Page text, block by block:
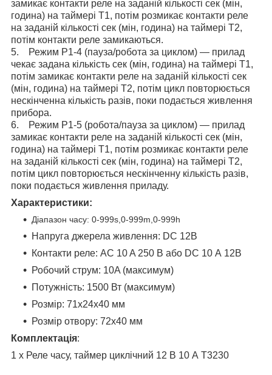
замикає контакти реле на заданій кількості сек (мін,
година) на таймері Т1, потім розмикає контакти реле
на заданій кількості сек (мін, година) на таймері Т2,
потім контакти реле замикаються.
5. Режим Р1-4 (пауза/робота за циклом) — прилад
чекає задана кількість сек (мін, година) на таймері Т1,
потім замикає контакти реле на заданій кількості сек
(мін, година) на таймері Т2, потім цикл повторюється
нескінченна кількість разів, поки подається живлення
прибора.
6. Режим Р1-5 (робота/пауза за циклом) — прилад
замикає контакти реле на заданій кількості сек (мін,
година) на таймері Т1, потім розмикає контакти реле
на заданій кількості сек (мін, година) на таймері Т2,
потім цикл повторюється нескінченну кількість разів,
поки подається живлення приладу.
Характеристики:
Діапазон часу: 0-999s,0-999m,0-999h
Напруга джерела живлення: DC 12В
Контакти реле: AC 10 A 250 В або DC 10 А 12В
Робочий струм: 10A (максимум)
Потужність: 1500 Вт (максимум)
Розмір: 71x24x40 мм
Розмір отвору: 72x40 мм
Комплектація:
1 х Реле часу, таймер циклічний 12 В 10 А T3230